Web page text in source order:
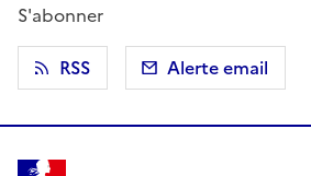
S'abonner
RSS
Alerte email